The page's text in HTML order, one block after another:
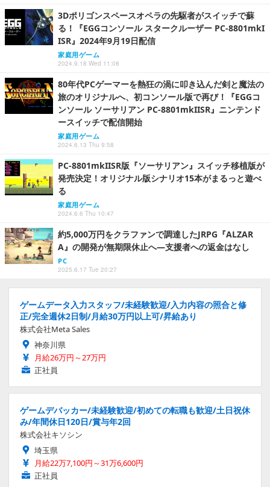
3Dポリゴンスペースオペラの先駆者がスイッチで蘇
る！『EGGコンソール スタークルーザー PC-8801mkI
ISR』2024年9月19日配信
家庭用ゲーム
2024.9.18 Wed 11:08
80年代PCゲーマーを熱狂の渦に叩き込んだ剣と魔法の
旅のオリジナルへ、初コンソール版で再び！『EGGコ
ンソール ソーサリアン PC-8801mkIISR』ニンテンド
ースイッチで配信開始
家庭用ゲーム
2024.6.13 Thu 9:58
PC-8801mkIISR版『ソーサリアン』スイッチ移植版が
発売決定！オリジナル版シナリオ15本がまるっと遊べ
る
家庭用ゲーム
2024.6.6 Thu 10:47
約5,000万円をクラファンで調達したJRPG『ALZAR
A』の開発が無期限休止へ―支援者への返金はなし
PC
2025.6.17 Tue 20:27
ゲームデータ入力スタッフ/未経験歓迎/入力内容の照合と修
正/完全週休2日制/月給30万円以上可/昇給あり
株式会社Meta Sales
神奈川県
月給26万円～27万円
正社員
ゲームデバッカー/未経験歓迎/初めての転職も歓迎/土日祝休
み/年間休日120日/賞与年2回
株式会社キソシン
埼玉県
月給22万7,100円～31万6,600円
正社員